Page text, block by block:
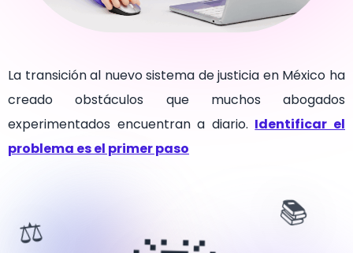
La transición al nuevo sistema de justicia en México ha
creado obstáculos que muchos abogados
experimentados encuentran a diario. Identificar el
problema es el primer paso
📚
⚖️